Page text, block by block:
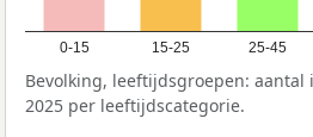
0-15 15-25 25-45
Bevolking, leeftijdsgroepen: aantal
2025 per leeftijdscategorie.